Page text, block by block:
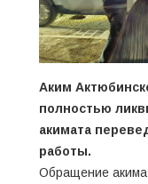
Аким
полностью
акимата
работы.
Обращение акима